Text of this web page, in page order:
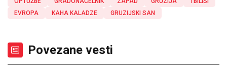
EVROPA
KAHA KALADZE GRUZIJSKI SAN
Povezane vesti